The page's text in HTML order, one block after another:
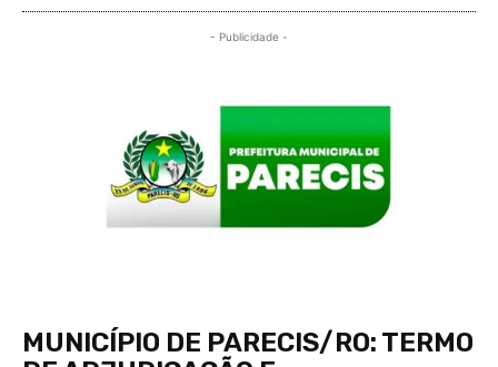
- Publicidade -
MUNICÍPIO DE PARECIS/RO: TERMO